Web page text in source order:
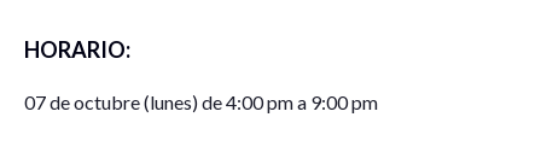
HORARIO:
07 de octubre (lunes) de 4:00 pm a 9:00 pm